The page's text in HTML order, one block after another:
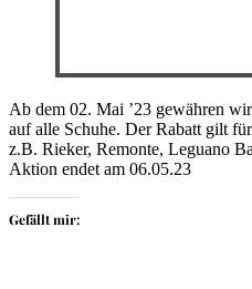
Ab dem 02. Mai ’23 gewähren
auf alle Schuhe. Der Rabatt gilt
z.B. Rieker, Remonte, Leguano
Aktion endet am 06.05.23
Gefällt mir: